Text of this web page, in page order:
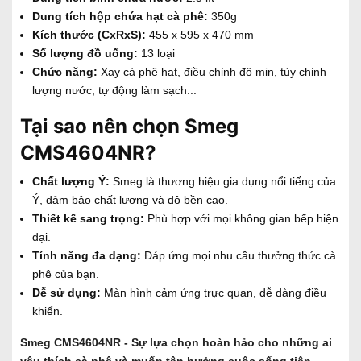
Dung tích hộp chứa hạt cà phê: 350g
Kích thước (CxRxS): 455 x 595 x 470 mm
Số lượng đồ uống: 13 loại
Chức năng: Xay cà phê hạt, điều chỉnh độ mịn, tùy chỉnh
lượng nước, tự động làm sạch...
Tại sao nên chọn Smeg
CMS4604NR?
Chất lượng Ý: Smeg là thương hiệu gia dụng nổi tiếng của
Ý, đảm bảo chất lượng và độ bền cao.
Thiết kế sang trọng: Phù hợp với mọi không gian bếp hiện
đại.
Tính năng đa dạng: Đáp ứng mọi nhu cầu thưởng thức cà
phê của bạn.
Dễ sử dụng: Màn hình cảm ứng trực quan, dễ dàng điều
khiển.
Smeg CMS4604NR - Sự lựa chọn hoàn hảo cho những ai